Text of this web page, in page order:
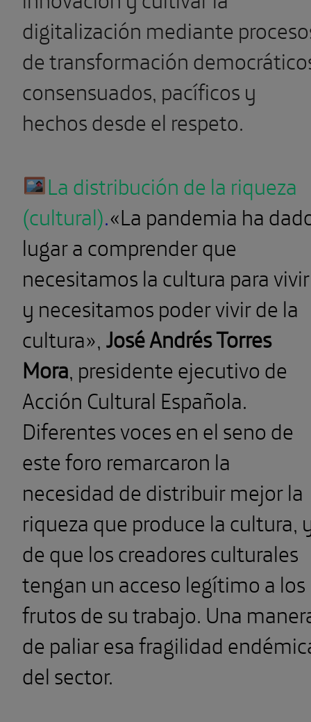
digitalización mediante
de transformación
consensuados, pacíficos y
hechos desde el respeto.
La distribución de la riqueza
(cultural).«La pandemia ha
lugar a comprender que
necesitamos la cultura para vivir
y necesitamos poder vivir de la
cultura»,José Andrés Torres
Mora, presidente ejecutivo de
Acción Cultural Española.
Diferentes voces en el seno de
este foro remarcaron la
necesidad de distribuir mejor la
riqueza que produce la cultura,
de que los creadores culturales
tengan un acceso legítimo a los
frutos de su trabajo. Una
de paliar esa fragilidad
del sector.